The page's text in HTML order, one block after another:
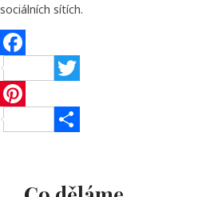
sociálních sítích.
Facebook
Twitter
Pinterest